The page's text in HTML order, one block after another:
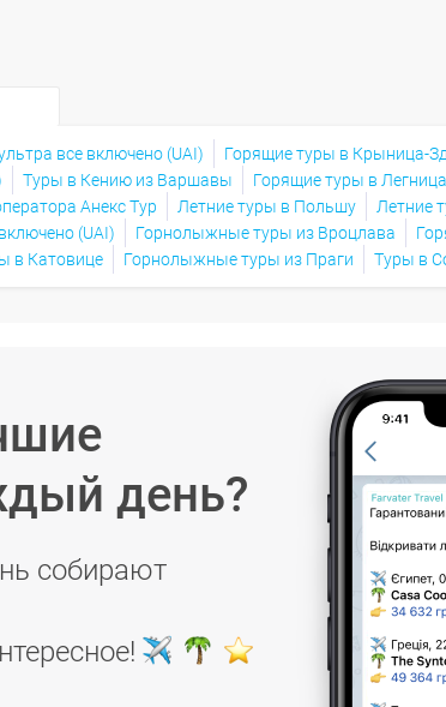
все включено (UAI) Горящие туры в Крыница-
Туры в Кению из Варшавы Горящие туры в
Анекс Тур Летние туры в Польшу Летние
(UAI) Горнолыжные туры из Вроцлава
в Катовице Горнолыжные туры из Праги Туры в
день?
собирают